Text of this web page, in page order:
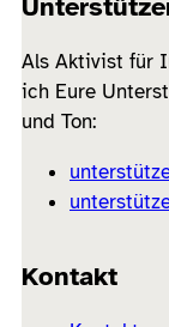
Als Aktivist für
ich Eure
und Ton:
Kontakt